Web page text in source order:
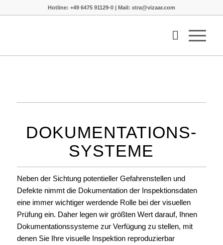
Hotline: +49 6475 91129-0 | Mail: xtra@vizaar.com
DOKUMENTATIONS-
SYSTEME
Neben der Sichtung potentieller Gefahrenstellen und
Defekte nimmt die Dokumentation der Inspektionsdaten
eine immer wichtiger werdende Rolle bei der visuellen
Prüfung ein. Daher legen wir größten Wert darauf, Ihnen
Dokumentationssysteme zur Verfügung zu stellen, mit
denen Sie Ihre visuelle Inspektion reproduzierbar